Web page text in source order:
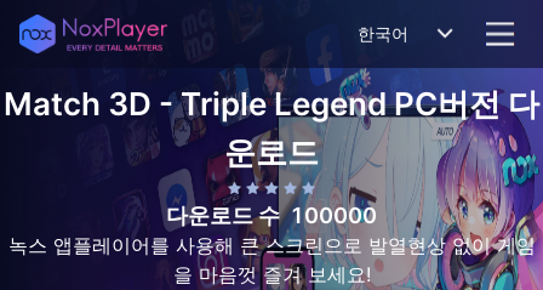
한국어
Match 3D - Triple LegendPC버전 다
운로드
다운로드 수 100000
녹스 앱플레이어를 사용해 큰 스크린으로 발열현상 없이 게임
을 마음껏 즐겨 보세요!